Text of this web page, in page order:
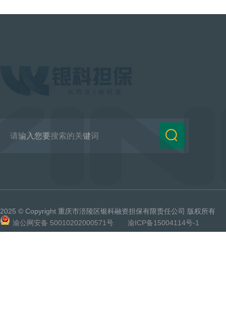
2025 © Copyright 重庆市涪陵区银科融资担保有限责任公司 版权所有
渝公网安备 50010202000571号 渝ICP备15004114号-1